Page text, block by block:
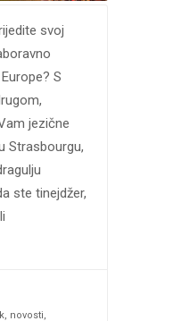
svoj
S
jezične
Strasbourgu,
ste tinejdžer,
, novosti